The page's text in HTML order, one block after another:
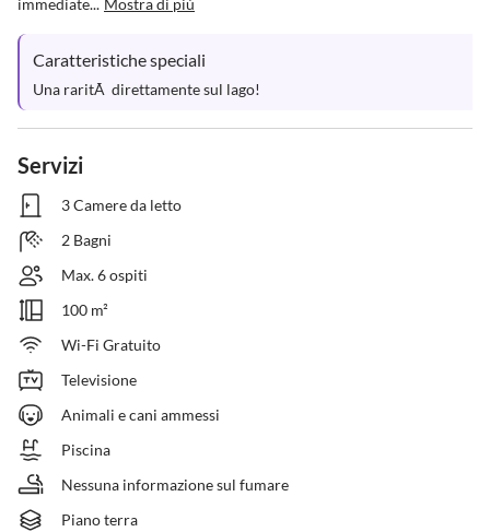
immediate... Mostra di più
Caratteristiche speciali
Una raritÃ  direttamente sul lago!
Servizi
3 Camere da letto
2 Bagni
Max. 6 ospiti
100 m²
Wi-Fi Gratuito
Televisione
Animali e cani ammessi
Piscina
Nessuna informazione sul fumare
Piano terra